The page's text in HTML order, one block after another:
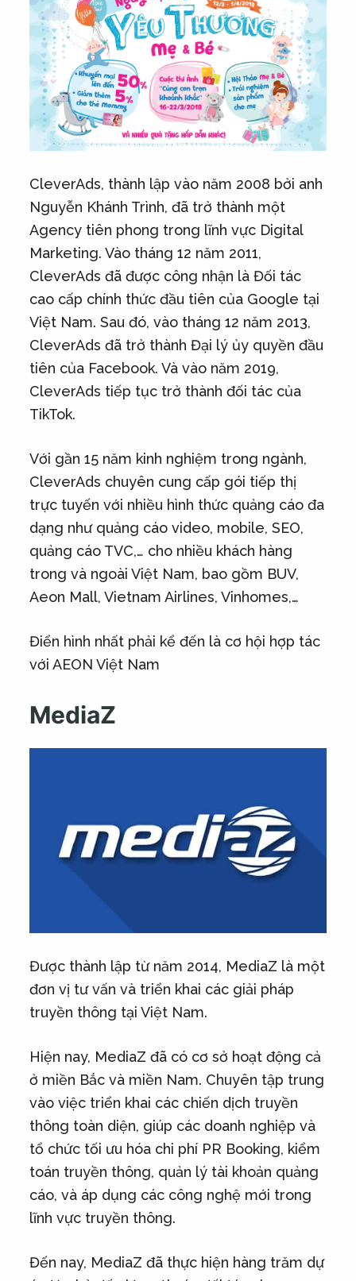
CleverAds, thành lập vào năm 2008 bởi anh
Nguyễn Khánh Trình, đã trở thành một
Agency tiên phong trong lĩnh vực Digital
Marketing. Vào tháng 12 năm 2011,
CleverAds đã được công nhận là Đối tác
cao cấp chính thức đầu tiên của Google tại
Việt Nam. Sau đó, vào tháng 12 năm 2013,
CleverAds đã trở thành Đại lý ủy quyền đầu
tiên của Facebook. Và vào năm 2019,
CleverAds tiếp tục trở thành đối tác của
TikTok.
Với gần 15 năm kinh nghiệm trong ngành,
CleverAds chuyên cung cấp gói tiếp thị
trực tuyến với nhiều hình thức quảng cáo đa
dạng như quảng cáo video, mobile, SEO,
quảng cáo TVC,… cho nhiều khách hàng
trong và ngoài Việt Nam, bao gồm BUV,
Aeon Mall, Vietnam Airlines, Vinhomes,…
Điển hình nhất phải kể đến là cơ hội hợp tác
với AEON Việt Nam
MediaZ
Được thành lập từ năm 2014, MediaZ là một
đơn vị tư vấn và triển khai các giải pháp
truyền thông tại Việt Nam.
Hiện nay, MediaZ đã có cơ sở hoạt động cả
ở miền Bắc và miền Nam. Chuyên tập trung
vào việc triển khai các chiến dịch truyền
thông toàn diện, giúp các doanh nghiệp và
tổ chức tối ưu hóa chi phí PR Booking, kiểm
toán truyền thông, quản lý tài khoản quảng
cáo, và áp dụng các công nghệ mới trong
lĩnh vực truyền thông.
Đến nay, MediaZ đã thực hiện hàng trăm dự